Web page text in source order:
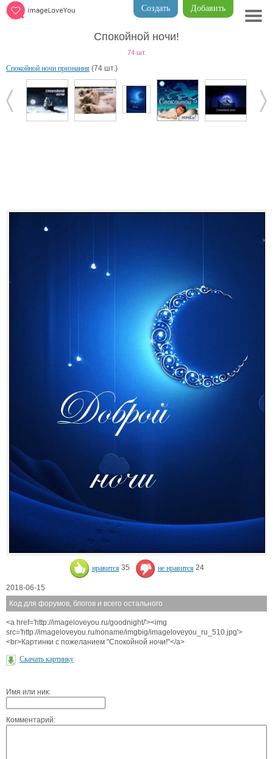
Добавить
Создать
Спокойной ночи!
74 шт.
Спокойной ночи признания (74 шт.)
нравится 35 не нравится 24
2018-06-15
Код для форумов, блогов и всего остального
<a href='http://imageloveyou.ru/goodnight/'><img
src='http://imageloveyou.ru/noname/imgbig/imageloveyou_ru_510.jpg'>
<br>Картинки с пожеланием "Спокойной ночи!"</a>
Скачать картинку
Имя или ник:
Комментарий: